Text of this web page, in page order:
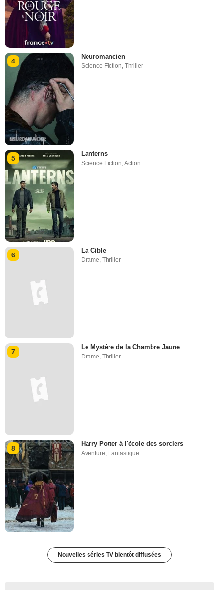
4
Neuromancien
Science Fiction,Thriller
5
Lanterns
Science Fiction ,Action
6
La Cible
Drame,Thriller
7
Le Mystère de la Chambre Jaune
Drame,Thriller
8
Harry Potter à l'école des sorciers
Aventure, Fantastique
Nouvelles séries TV bientôt diffusées